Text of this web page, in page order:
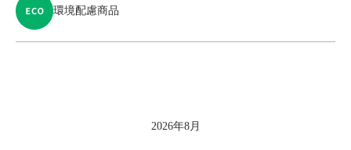
環境配慮商品
2026年8月